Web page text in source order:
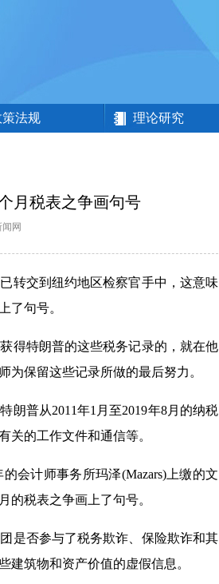
策法规 理论研究
月税表之争画句号
网
交到纽约地区检察官手中，这意味
了句号。
获得特朗普的这些税务记录的，就在他
为保留这些记录所做的最后努力。
朗普从2011年1 月至2019年8月的纳税
关的工作文件和通信等。
会计师事务所玛泽(Mazars)上缴的文
的税表之争画上了句号。
否参与了税务欺诈、保险欺诈和其
建筑物和资产价值的虚假信息。